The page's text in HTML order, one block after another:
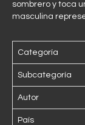
sombrero y toca
masculina
Categoría
Subcategoría
Autor
País